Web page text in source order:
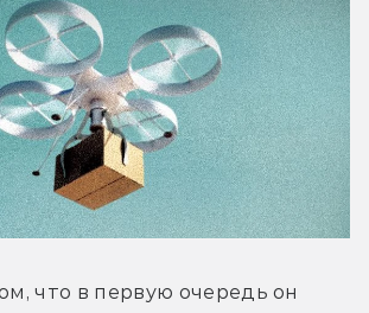
что в первую очередь он